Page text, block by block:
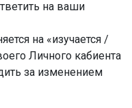
на ваши
на «изучается /
Личного кабиента
за изменением